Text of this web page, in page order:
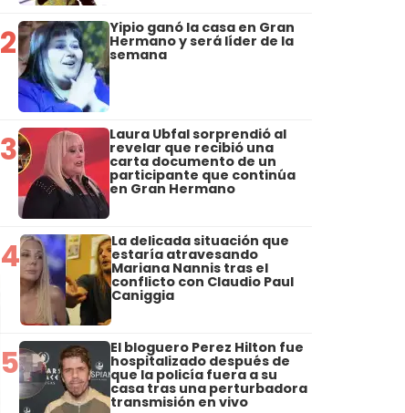
2 Yipio ganó la casa en Gran
Hermano y será líder de la
semana
3 Laura Ubfal sorprendió al
revelar que recibió una
carta documento de un
participante que continúa
en Gran Hermano
4 La delicada situación que
estaría atravesando
Mariana Nannis tras el
conflicto con Claudio Paul
Caniggia
5 El bloguero Perez Hilton fue
hospitalizado después de
que la policía fuera a su
casa tras una perturbadora
transmisión en vivo